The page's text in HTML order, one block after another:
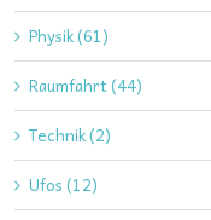
Physik (61)
Raumfahrt (44)
Technik (2)
Ufos (12)